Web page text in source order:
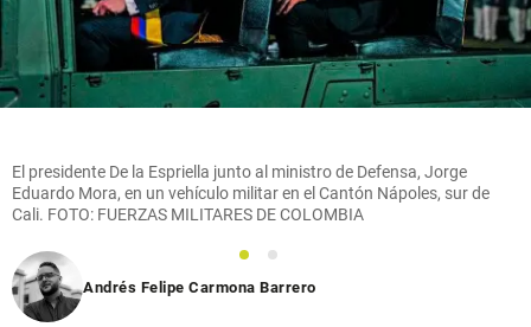
El presidente De la Espriella junto al ministro de Defensa, Jorge
Eduardo Mora, en un vehículo militar en el Cantón Nápoles, sur de
Cali. FOTO: FUERZAS MILITARES DE COLOMBIA
1
2
Andrés Felipe Carmona Barrero